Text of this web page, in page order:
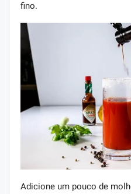
fino.
Adicione um pouco de